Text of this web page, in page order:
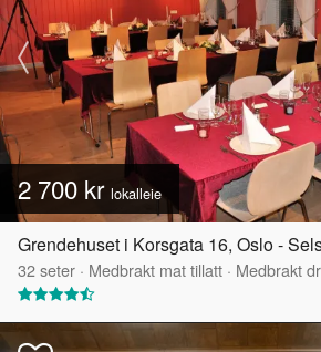
2 700 kr lokalleie
32seter · Medbrakt mat tillatt · Medbrakt